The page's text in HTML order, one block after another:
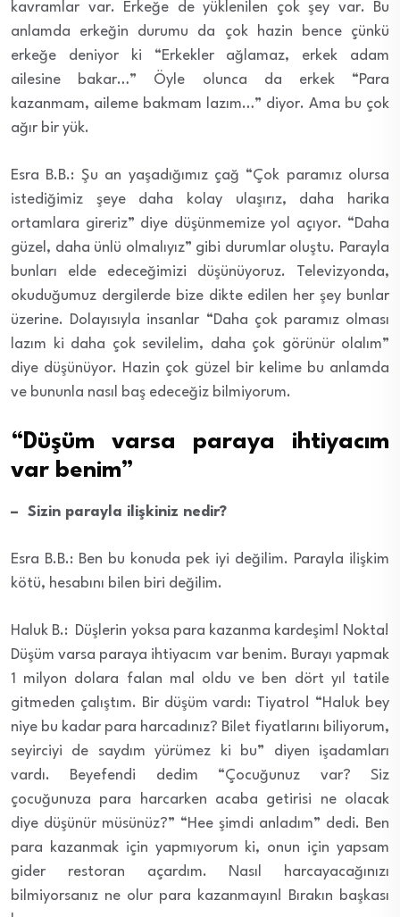
kavramlar var. Erkeğe de yüklenilen çok şey var. Bu
anlamda erkeğin durumu da çok hazin bence çünkü
erkeğe deniyor ki “Erkekler ağlamaz, erkek adam
ailesine bakar…” Öyle olunca da erkek “Para
kazanmam, aileme bakmam lazım…” diyor. Ama bu çok
ağır bir yük.
Esra B.B.: Şu an yaşadığımız çağ “Çok paramız olursa
istediğimiz şeye daha kolay ulaşırız, daha harika
ortamlara gireriz” diye düşünmemize yol açıyor. “Daha
güzel, daha ünlü olmalıyız” gibi durumlar oluştu. Parayla
bunları elde edeceğimizi düşünüyoruz. Televizyonda,
okuduğumuz dergilerde bize dikte edilen her şey bunlar
üzerine. Dolayısıyla insanlar “Daha çok paramız olması
lazım ki daha çok sevilelim, daha çok görünür olalım”
diye düşünüyor. Hazin çok güzel bir kelime bu anlamda
ve bununla nasıl baş edeceğiz bilmiyorum.
“Düşüm varsa paraya ihtiyacım
var benim”
– Sizin parayla ilişkiniz nedir?
Esra B.B.: Ben bu konuda pek iyi değilim. Parayla ilişkim
kötü, hesabını bilen biri değilim.
Haluk B.: Düşlerin yoksa para kazanma kardeşim! Nokta!
Düşüm varsa paraya ihtiyacım var benim. Burayı yapmak
1 milyon dolara falan mal oldu ve ben dört yıl tatile
gitmeden çalıştım. Bir düşüm vardı: Tiyatro! “Haluk bey
niye bu kadar para harcadınız? Bilet fiyatlarını biliyorum,
seyirciyi de saydım yürümez ki bu” diyen işadamları
vardı. Beyefendi dedim “Çocuğunuz var? Siz
çocuğunuza para harcarken acaba getirisi ne olacak
diye düşünür müsünüz?” “Hee şimdi anladım” dedi. Ben
para kazanmak için yapmıyorum ki, onun için yapsam
gider restoran açardım. Nasıl harcayacağınızı
bilmiyorsanız ne olur para kazanmayın! Bırakın başkası